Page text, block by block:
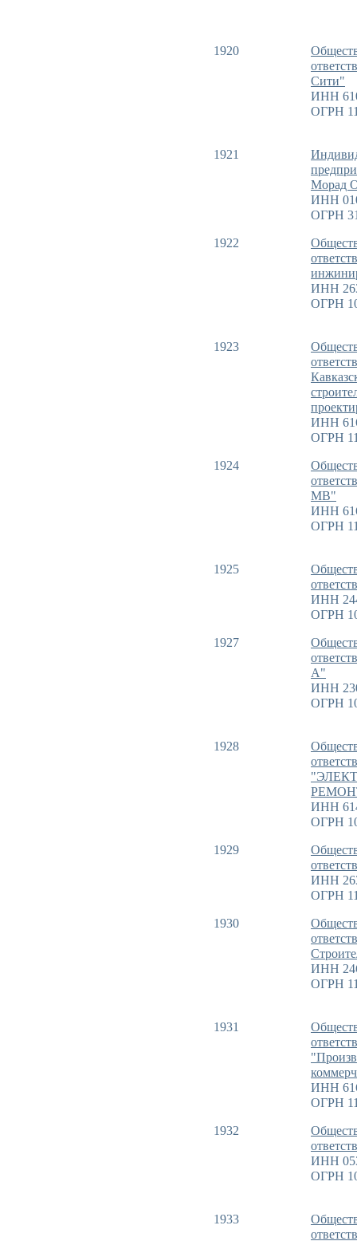
1920
Сити"
ИНН
ОГРН
1921
Морад
ИНН
ОГРН
1922
ИНН
ОГРН
1923
ИНН
ОГРН
1924
МВ"
ИНН
ОГРН
1925
ИНН
ОГРН
1927
А"
ИНН
ОГРН
1928
ИНН
ОГРН
1929
ИНН
ОГРН
1930
ИНН
ОГРН
1931
ИНН
ОГРН
1932
ИНН
ОГРН
1933